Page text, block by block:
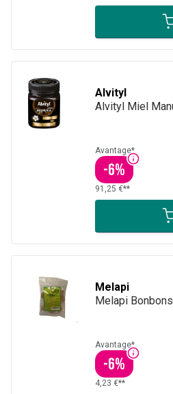
Alvityl
Alvityl Miel
Avantage*
-6%
91,25 €**
Melapi
Melapi
Avantage*
-6%
4,23 €**